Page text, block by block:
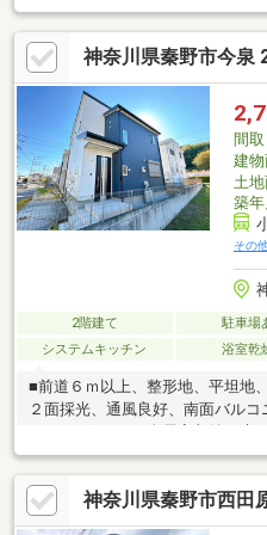
隣接しています。■洗面室はLDK
動線スムーズ。■各洋室と和室、
す。◆リフォーム内容◆【水廻り
バス・洗面台・トイレ・エコキ
替・クッションフロア施工・畳
屋根塗装◆周辺環境◆・秦野市
ークフーズ秦野緑町店：徒歩9分
神奈川県秦野市今泉
間取
建
土
築年
その
2階建て 駐車場
システムキッチン
浴室乾
■前道６ｍ以上、整形地、平坦地
２面採光、通風良好、南面バル
す。■対面式キッチン、オープン
Ｈクッキングヒーター、食器洗
機、浴室に窓、浴室暖房付でバス
駐車３台可で安心快適なカーラ
神奈川県秦野市西田